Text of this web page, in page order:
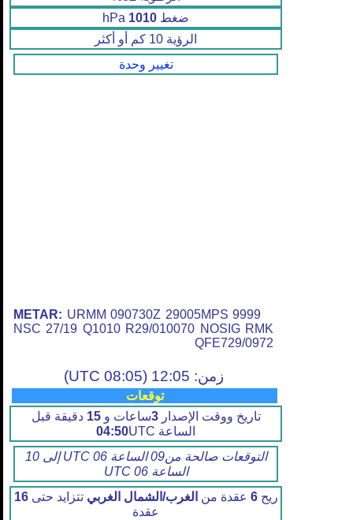
ضغط 1010
الرؤية 10 كم أو أكثر
تغيير وحدة
METAR: URMM 090730Z 29005MPS 9999
NSC 27/19 Q1010 R29/010070 NOSIG RMK
QFE729/0972
زمن: 12:05 (08:05 UTC)
توقعات
تاريخ ووقت الإصدار3ساعات و15 دقيقة قبل
الساعة
04:50UTC
التوقعات صالحة من09 الساعة 06 UTC إلى 10
الساعة 06 UTC
ريح6 عقدة من الغرب/الشمال الغربي تتزايد حتى16
عقدة